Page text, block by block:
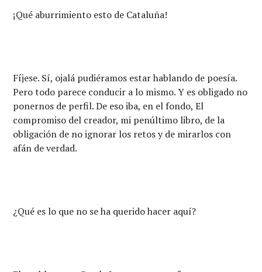
¡Qué aburrimiento esto de Cataluña!
Fíjese. Sí, ojalá pudiéramos estar hablando de poesía.
Pero todo parece conducir a lo mismo. Y es obligado no
ponernos de perfil. De eso iba, en el fondo, El
compromiso del creador, mi penúltimo libro, de la
obligación de no ignorar los retos y de mirarlos con
afán de verdad.
¿Qué es lo que no se ha querido hacer aquí?